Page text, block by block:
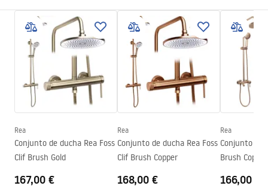
Tipo de cabina
Esquina
Color del vidrio
Transparent 4mm
Método de apertura
Corredizo
Seria
Montaje
En el plato de ducha o en el
Dirección de la cabina
Universal
Garantía
2 años
Revestimiento Easy Clean
No
shower manual
shower manual.pdf
Rea
Conjunto de ducha Rea Foss
Clif Brush Gold
167,00 €
Rea
Conjunto de ducha Rea Foss
Clif Brush Copper
168,00 €
Rea
Conjunto de
Brush Copper
166,00 €